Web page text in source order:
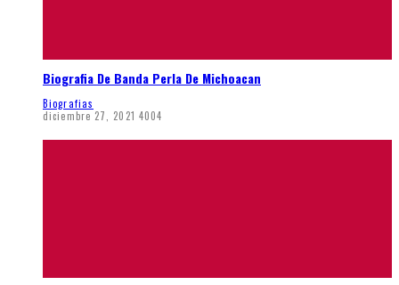
Biografia De Banda Perla De Michoacan
Biografias
diciembre 27, 2021 4004